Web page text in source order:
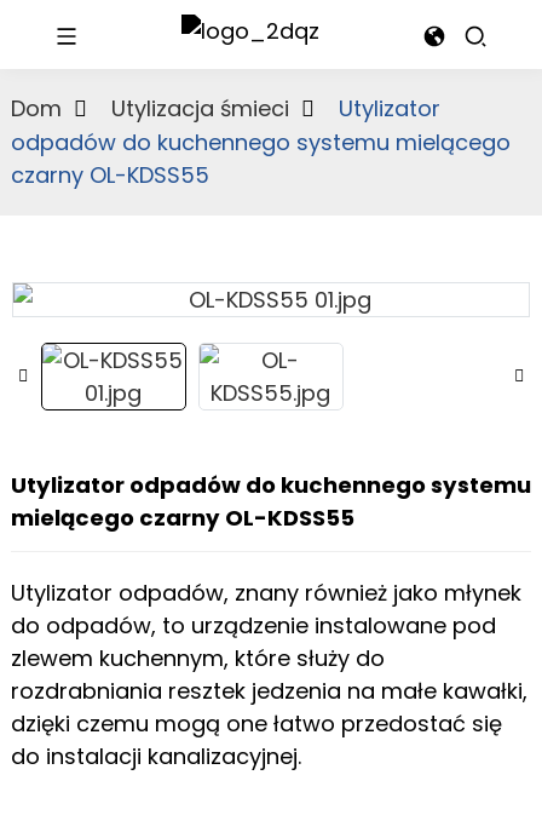
Dom Utylizacja śmieci
Utylizator
odpadów do kuchennego systemu mielącego
czarny OL-KDSS55
Utylizator odpadów do kuchennego systemu
mielącego czarny OL-KDSS55
Utylizator odpadów, znany również jako młynek
do odpadów, to urządzenie instalowane pod
zlewem kuchennym, które służy do
rozdrabniania resztek jedzenia na małe kawałki,
dzięki czemu mogą one łatwo przedostać się
do instalacji kanalizacyjnej.